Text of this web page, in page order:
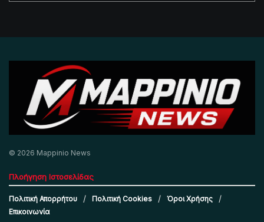
© 2026 Mappinio News
Πλοήγηση Ιστοσελίδας
Πολιτική Απορρήτου Πολιτική Cookies
Όροι Χρήσης
Επικοινωνία